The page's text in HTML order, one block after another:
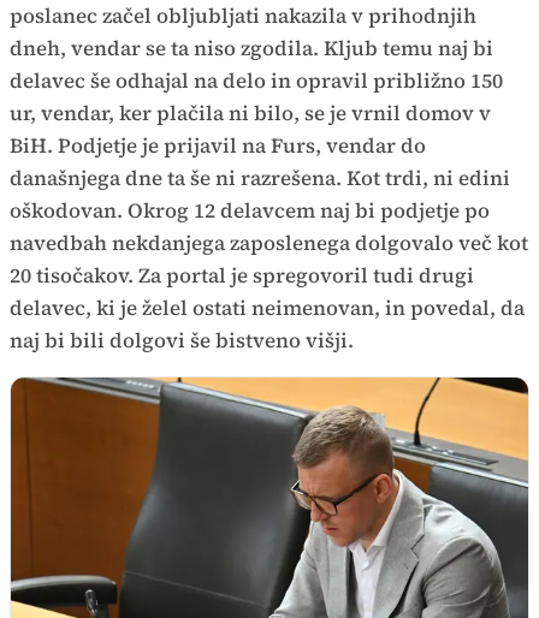
poslanec začel obljubljati nakazila v prihodnjih
dneh, vendar se ta niso zgodila. Kljub temu naj bi
delavec še odhajal na delo in opravil približno 150
ur, vendar, ker plačila ni bilo, se je vrnil domov v
BiH. Podjetje je prijavil na Furs, vendar do
današnjega dne ta še ni razrešena. Kot trdi, ni edini
oškodovan. Okrog 12 delavcem naj bi podjetje po
navedbah nekdanjega zaposlenega dolgovalo več kot
20 tisočakov. Za portal je spregovoril tudi drugi
delavec, ki je želel ostati neimenovan, in povedal, da
naj bi bili dolgovi še bistveno višji.